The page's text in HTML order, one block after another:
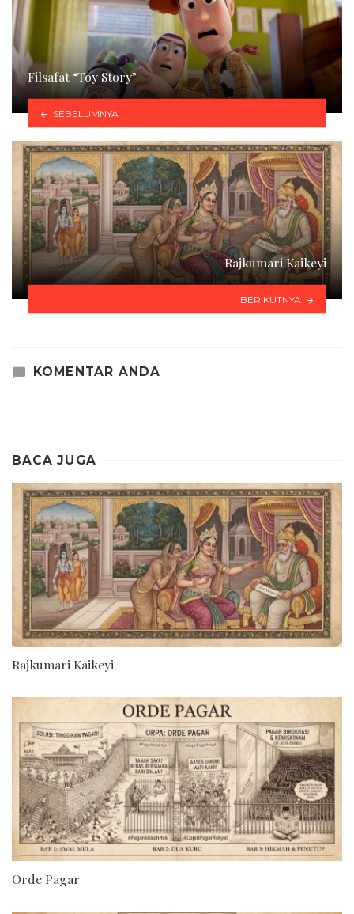
Filsafat “Toy Story”
SEBELUMNYA
Rajkumari Kaikeyi
BERIKUTNYA
KOMENTAR ANDA
BACA JUGA
Rajkumari Kaikeyi
Orde Pagar